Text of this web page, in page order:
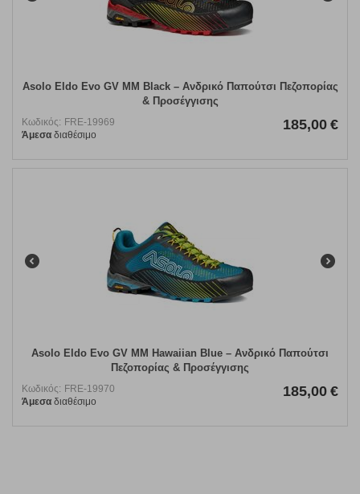
Asolo Eldo Evo GV MM Black – Ανδρικό Παπούτσι Πεζοπορίας
& Προσέγγισης
Κωδικός: FRE-19969
Άμεσα διαθέσιμο
185,00 €
Asolo Eldo Evo GV MM Hawaiian Blue – Ανδρικό Παπούτσι
Πεζοπορίας & Προσέγγισης
Κωδικός: FRE-19970
Άμεσα διαθέσιμο
185,00 €